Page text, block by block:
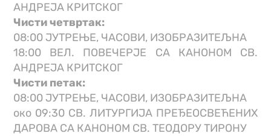
АНДРЕЈА КРИТСКОГ
Чисти четвртак:
08:00 ЈУТРЕЊЕ, ЧАСОВИ, ИЗОБРАЗИТЕЉНА
18:00 ВЕЛ. ПОВЕЧЕРЈЕ СА КАНОНОМ СВ.
АНДРЕЈА КРИТСКОГ
Чисти петак:
08:00 ЈУТРЕЊЕ, ЧАСОВИ, ИЗОБРАЗИТЕЉНА
око 09:30 СВ. ЛИТУРГИЈА ПРЕЂЕОСВЕЋЕНИХ
ДАРОВА СА КАНОНОМ СВ. ТЕОДОРУ ТИРОНУ